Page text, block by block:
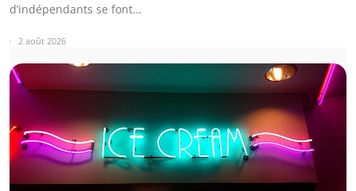
d’indépendants se font…
2 août 2026